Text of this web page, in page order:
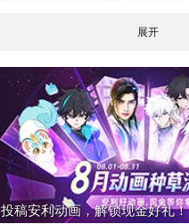
展开
投稿安利动画，解锁现金好礼！